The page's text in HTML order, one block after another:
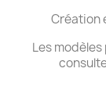
Création
Les